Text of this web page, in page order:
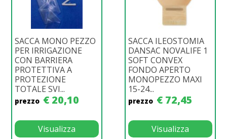
SACCA MONO PEZZO
PER IRRIGAZIONE
CON BARRIERA
PROTETTIVA A
PROTEZIONE
TOTALE SVI...
prezzo € 20,10
Visualizza
SACCA ILEOSTOMIA
DANSAC NOVALIFE 1
SOFT CONVEX
FONDO APERTO
MONOPEZZO MAXI
15-24...
prezzo € 72,45
Visualizza